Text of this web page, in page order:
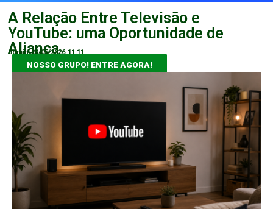
A Relação Entre Televisão e
YouTube: uma Oportunidade de
Aliança
admin 23/05/2026 11:11
NOSSO GRUPO! ENTRE AGORA!